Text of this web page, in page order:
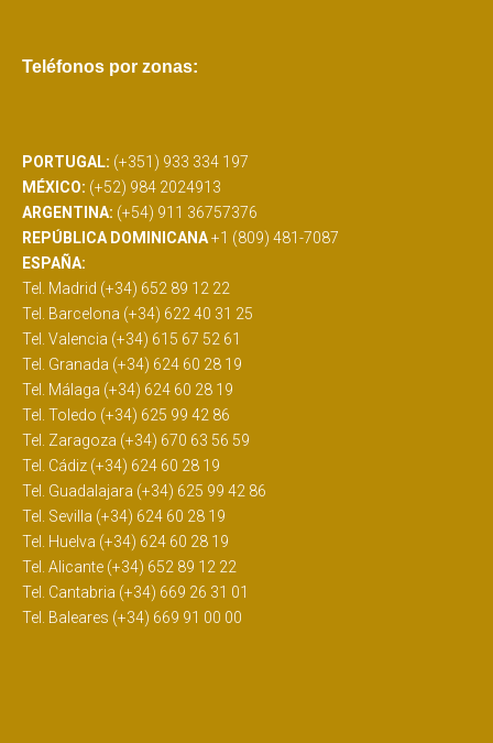
Teléfonos por zonas:
PORTUGAL: (+351) 933 334 197
MÉXICO: (+52) 984 2024913
ARGENTINA: (+54) 911 36757376
REPÚBLICA DOMINICANA+1 (809) 481-7087
ESPAÑA:
Tel. Madrid (+34) 652 89 12 22
Tel. Barcelona (+34) 622 40 31 25
Tel. Valencia (+34) 615 67 52 61
Tel. Granada (+34) 624 60 28 19
Tel. Málaga (+34) 624 60 28 19
Tel. Toledo (+34) 625 99 42 86
Tel. Zaragoza (+34) 670 63 56 59
Tel. Cádiz (+34) 624 60 28 19
Tel. Guadalajara (+34) 625 99 42 86
Tel. Sevilla (+34) 624 60 28 19
Tel. Huelva (+34) 624 60 28 19
Tel. Alicante (+34) 652 89 12 22
Tel. Cantabria (+34) 669 26 31 01
Tel. Baleares (+34) 669 91 00 00